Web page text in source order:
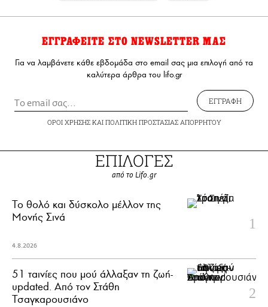
ΕΓΓΡΑΦΕΙΤΕ ΣΤΟ NEWSLETTER ΜΑΣ
Για να λαμβάνετε κάθε εβδομάδα στο email σας μια επιλογή από τα
καλύτερα άρθρα του lifo.gr
ΕΓΓΡΑΦΗ
ΟΡΟΙ ΧΡΗΣΗΣΚΑΙ ΠΟΛΙΤΙΚΗ ΠΡΟΣΤΑΣΙΑΣ ΑΠΟΡΡΗΤΟΥ
ΕΠΙΛΟΓΕΣ
από το Lifo.gr
Το θολό και δύσκολο μέλλον της
Μονής Σινά
4.8.2026
51 ταινίες που μού άλλαξαν τη ζωή-
updated. Aπό τον Στάθη
Τσαγκαρουσιάνο